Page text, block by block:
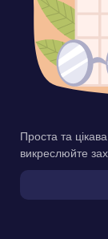
Проста та
викреслюйте